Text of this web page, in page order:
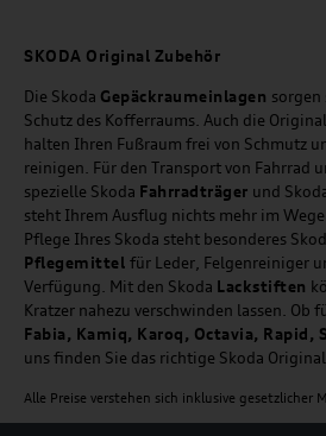
SKODA Original Zubehör
Die Skoda Gepäckraumeinlagen sorgen
Schutz des Kofferraums. Auch die
halten Ihren Fußraum frei von Schmutz
reinigen. Für den Transport von Fahrrad
spezielle Skoda Fahrradträger und
steht Ihrem Ausflug nichts mehr im
Pflege Ihres Skoda steht besonderes
Pflegemittel für Leder, Felgenreiniger
Verfügung. Mit den Skoda Lackstiften
Kratzer nahezu verschwinden lassen. Ob
Fabia, Kamiq, Karoq, Octavia, Rapid,
uns finden Sie das richtige Skoda
Alle Preise verstehen sich inklusive gesetzlicher